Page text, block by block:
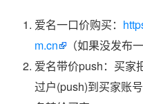
爱名一口价购买：
m.cn
（如果没发布
爱名带价push：买家
过户(push)到买家账